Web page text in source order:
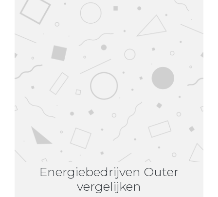
Energiebedrijven Outer
vergelijken